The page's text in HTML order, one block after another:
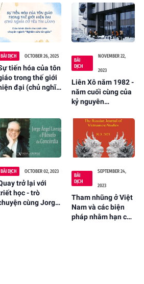
BÀI DỊCH OCTOBER 26, 2025
tiến hóa của tôn
trong thế giới
đại (chủ nghĩa
và chú thích:
Mai K Đa)
BÀI
DỊCH
NOVEMBER 22,
2023
Liên Xô năm 1982 -
năm cuối cùng của
kỷ nguyên
BÀI DỊCH OCTOBER 02, 2023
trở lại với
học - trò
cùng Jorge
BÀI
DỊCH
SEPTEMBER 24,
2023
Tham nhũng ở Việt
Nam và các biện
pháp nhằm hạn chế